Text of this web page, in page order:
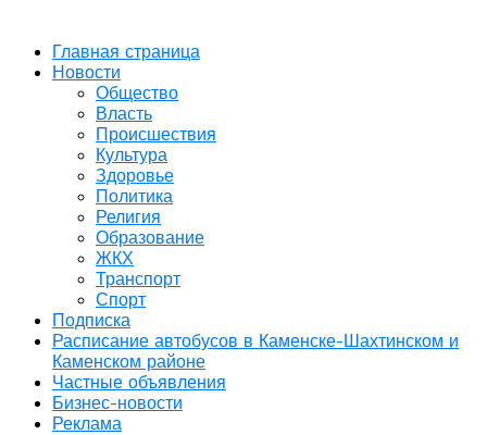
Главная страница
Новости
Общество
Власть
Происшествия
Культура
Здоровье
Политика
Религия
Образование
ЖКХ
Транспорт
Спорт
Подписка
Расписание автобусов в Каменске-Шахтинском и
Каменском районе
Частные объявления
Бизнес-новости
Реклама